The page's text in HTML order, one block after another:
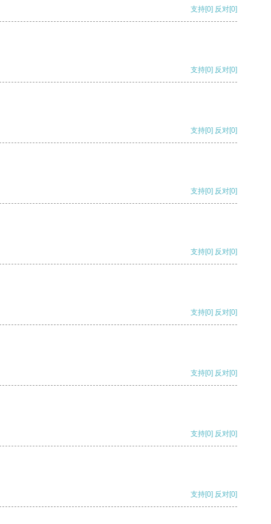
支持[0] 反对[0]
支持[0] 反对[0]
支持[0] 反对[0]
支持[0] 反对[0]
支持[0] 反对[0]
支持[0] 反对[0]
支持[0] 反对[0]
支持[0] 反对[0]
支持[0] 反对[0]